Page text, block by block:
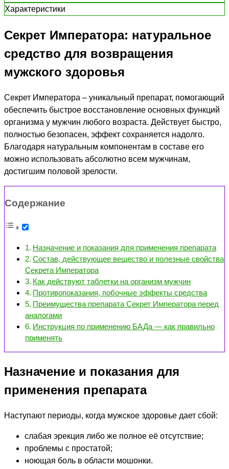
Характеристики
Секрет Императора: натуральное
средство для возвращения
мужского здоровья
Секрет Императора – уникальный препарат, помогающий
обеспечить быстрое восстановление основных функций
организма у мужчин любого возраста. Действует быстро,
полностью безопасен, эффект сохраняется надолго.
Благодаря натуральным компонентам в составе его
можно использовать абсолютно всем мужчинам,
достигшим половой зрелости.
Содержание
Назначение и показания для применения препарата
Состав, действующее вещество и полезные свойства
Секрета Императора
Как действуют таблетки на организм мужчин
Противопоказания, побочные эффекты средства
Преимущества препарата Секрет Императора перед
аналогами
Инструкция по применению БАДа — как правильно
применять
Назначение и показания для
применения препарата
Наступают периоды, когда мужское здоровье дает сбой:
слабая эрекция либо же полное её отсутствие;
проблемы с простатой;
ноющая боль в области мошонки.